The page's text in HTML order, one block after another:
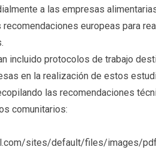
a las empresas
europeas para
incluido protocolos de trabajo
en la realización de estos
las recomendaciones
comunitarios:
sites/default/files/images/